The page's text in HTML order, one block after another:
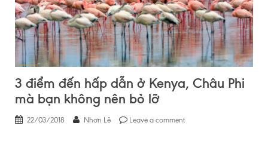
3 điểm đến hấp dẫn ở Kenya, Châu Phi
mà bạn không nên bỏ lỡ
22/03/2018 Nhơn Lê Leave a comment